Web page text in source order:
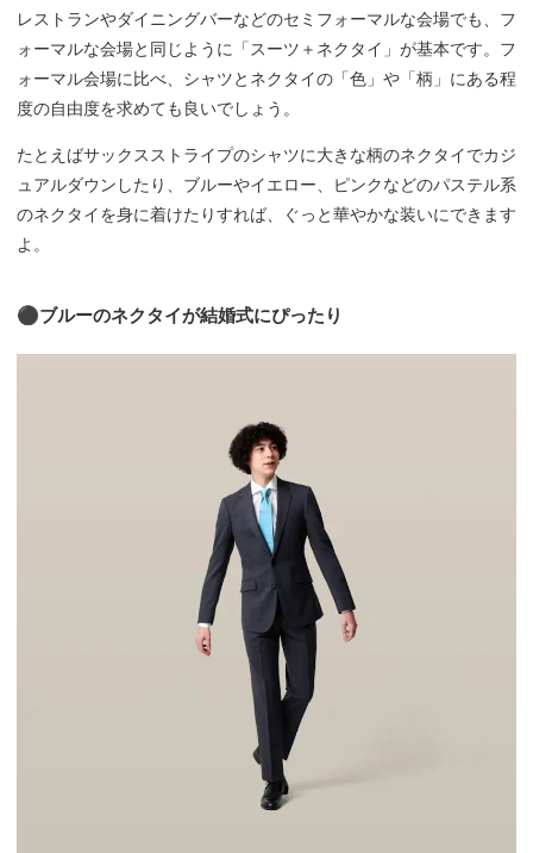
レストランやダイニングバーなどのセミフォーマルな会場でも、フ
ォーマルな会場と同じように「スーツ＋ネクタイ」が基本です。フ
ォーマル会場に比べ、シャツとネクタイの「色」や「柄」にある程
度の自由度を求めても良いでしょう。
たとえばサックスストライプのシャツに大きな柄のネクタイでカジ
ュアルダウンしたり、ブルーやイエロー、ピンクなどのパステル系
のネクタイを身に着けたりすれば、ぐっと華やかな装いにできます
よ。
⚫︎ブルーのネクタイが結婚式にぴったり